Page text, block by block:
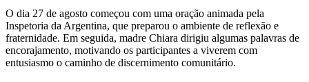
O dia 27 de agosto começou com uma oração animada pela
Inspetoria da Argentina, que preparou o ambiente de reflexão e
fraternidade. Em seguida, madre Chiara dirigiu algumas palavras de
encorajamento, motivando os participantes a viverem com
entusiasmo o caminho de discernimento comunitário.